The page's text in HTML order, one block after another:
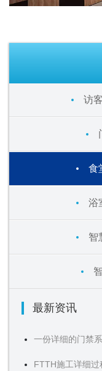
访
食
浴
智
最新资讯
一份详细的门禁
FTTH施工详细